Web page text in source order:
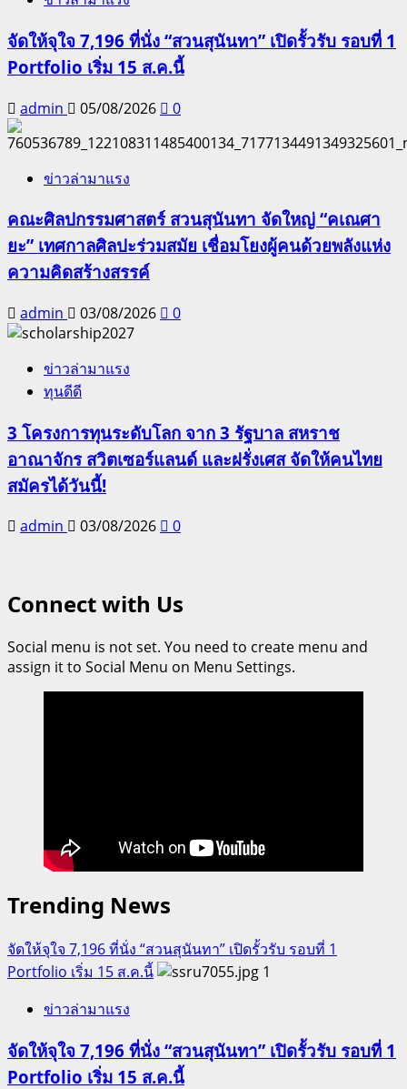
จัดให้จุใจ 7,196 ที่นั่ง “สวนสุนันทา” เปิดรั้วรับ รอบที่ 1
Portfolio เริ่ม 15 ส.ค.นี้
admin 05/08/2026 0
ข่าวล่ามาแรง
คณะศิลปกรรมศาสตร์ สวนสุนันทา จัดใหญ่ “คเณศา
ยะ” เทศกาลศิลปะร่วมสมัย เชื่อมโยงผู้คนด้วยพลังแห่ง
ความคิดสร้างสรรค์
admin 03/08/2026 0
ข่าวล่ามาแรง
ทุนดีดี
3 โครงการทุนระดับโลก จาก 3 รัฐบาล สหราช
อาณาจักร สวิตเซอร์แลนด์ และฝรั่งเศส จัดให้คนไทย
สมัครได้วันนี้!
admin 03/08/2026 0
Connect with Us
Social menu is not set. You need to create menu and
assign it to Social Menu on Menu Settings.
Trending News
จัดให้จุใจ 7,196 ที่นั่ง “สวนสุนันทา” เปิดรั้วรับ รอบที่ 1
Portfolio เริ่ม 15 ส.ค.นี้
1
ข่าวล่ามาแรง
จัดให้จุใจ 7,196 ที่นั่ง “สวนสุนันทา” เปิดรั้วรับ รอบที่ 1
Portfolio เริ่ม 15 ส.ค.นี้